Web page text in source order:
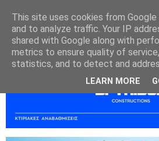
This site uses cookies from
and to analyze traffic. Your IP
shared with Google along with
metrics to ensure quality of
statistics, and to detect and
LEARN MORE